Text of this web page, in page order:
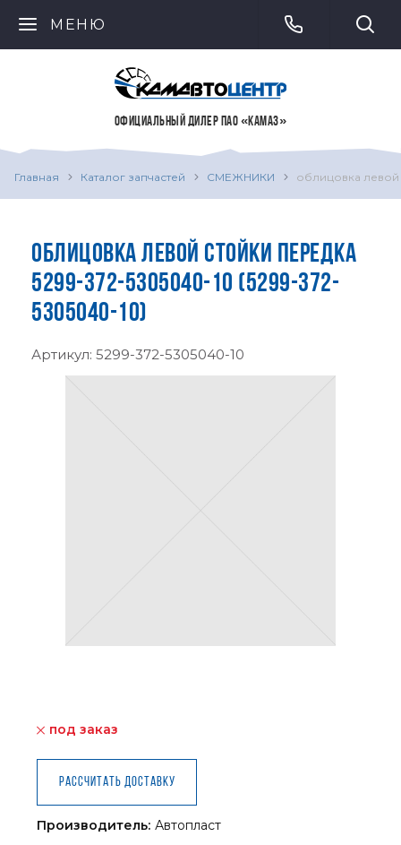
МЕНЮ
ОФИЦИАЛЬНЫЙ ДИЛЕР ПАО «КАМАЗ»
Главная Каталог запчастей СМЕЖНИКИ облицовка левой
ОБЛИЦОВКА ЛЕВОЙ СТОЙКИ ПЕРЕДКА
5299-372-5305040-10 (5299-372-
5305040-10)
Артикул: 5299-372-5305040-10
под заказ
Рассчитать доставку
Производитель: Автопласт